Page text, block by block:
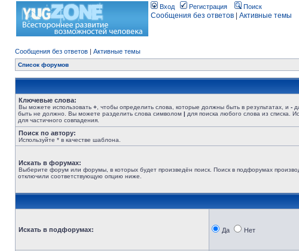
Вход Регистрация Поиск
Сообщения без ответов Активные темы
Сообщения без ответов | Активные темы
Список форумов
Ключевые слова:
Вы можете использовать + , чтобы определить слова, которые должны быть в результатах, и -
быть не должно. Вы можете разделить слова символом | для поиска любого слова из списка.
для частичного совпадения.
Поиск по автору:
Используйте * в качестве шаблона.
Искать в форумах:
Выберите форум или форумы, в которых будет произведён поиск. Поиск в подфорумах
отключили соответствующую опцию ниже.
Искать в подфорумах: Да Нет